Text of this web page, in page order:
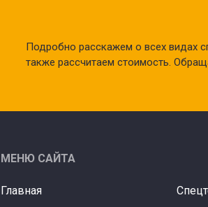
Подробно расскажем о всех видах
также рассчитаем стоимость.
МЕНЮ САЙТА
Главная